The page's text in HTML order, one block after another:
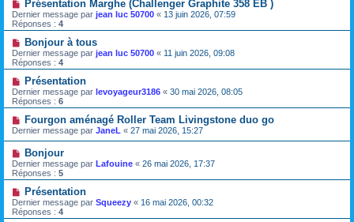
Présentation Marghe (Challenger Graphite 358 EB )
Dernier message par jean luc 50700 « 13 juin 2026, 07:59
Réponses : 4
Bonjour à tous
Dernier message par jean luc 50700 « 11 juin 2026, 09:08
Réponses : 4
Présentation
Dernier message par levoyageur3186 « 30 mai 2026, 08:05
Réponses : 6
Fourgon aménagé Roller Team Livingstone duo go
Dernier message par JaneL « 27 mai 2026, 15:27
Bonjour
Dernier message par Lafouine « 26 mai 2026, 17:37
Réponses : 5
Présentation
Dernier message par Squeezy « 16 mai 2026, 00:32
Réponses : 4